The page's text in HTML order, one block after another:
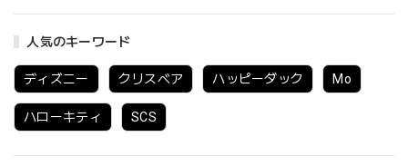
人気のキーワード
ディズニー クリスベア ハッピーダック Mo
ハローキティ SCS